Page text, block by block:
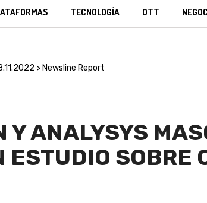
TECNOLOGÍA OTT
> Newsline Report
Y ANALYSYS
ESTUDIO SOBRE